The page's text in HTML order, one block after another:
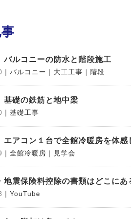
バルコニーの防水と階段施工
｜バルコニー ｜大工工事 ｜階段
基礎の鉄筋と地中梁
｜基礎工事
エアコン１台で全館冷暖房を体感
｜全館冷暖房 ｜見学会
地震保険料控除の書類はどこにあ
｜YouTube